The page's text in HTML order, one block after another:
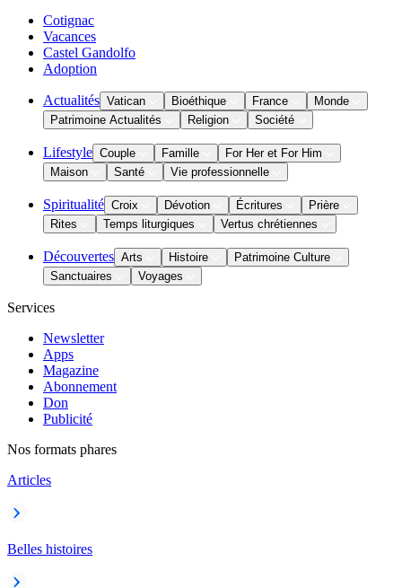
Cotignac
Vacances
Castel Gandolfo
Adoption
Actualités Vatican Bioéthique France
Monde
Patrimoine Actualités
Religion Société
Lifestyle Couple Famille
For Her et For Him
Maison
Santé Vie professionnelle
Spiritualité Croix Dévotion Écritures
Prière
Rites
Temps liturgiques Vertus chrétiennes
Découvertes Arts Histoire
Patrimoine Culture
Sanctuaires
Voyages
Services
Newsletter
Apps
Magazine
Abonnement
Don
Publicité
Nos formats phares
Articles
Belles histoires